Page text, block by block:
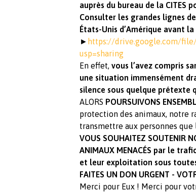
auprès du bureau de la CITES
Consulter les grandes lignes
États-Unis d’Amérique avant
► https://drive.google.com/file/
usp=sharing
En effet, vous l’avez compris
une situation immensément
silence sous quelque prétexte
ALORS POURSUIVONS
protection des animaux, notre
transmettre aux personnes
VOUS SOUHAITEZ SOUTENIR
ANIMAUX MENACÉS par le
et leur exploitation sous
FAITES UN DON URGENT -
Merci pour Eux ! Merci pour